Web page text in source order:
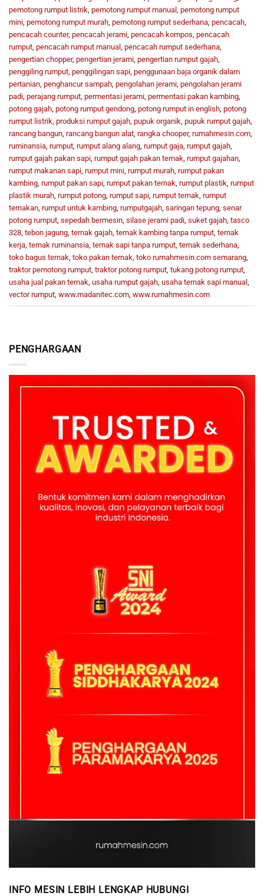
PENGHARGAAN
INFO MESIN LEBIH LENGKAP HUBUNGI
pemotong rumput listrik, pemotong rumput manual , pemotong rumput
mini, pemotong rumput murah, pemotong rumput sederhana, pencacah,
pencacah counter, pencacah jerami, pencacah kompos, pencacah
rumput, pencacah rumput manual , pencacah rumput sederhana,
pengertian chopper, pengertian jerami, pengertian rumput gajah,
penggiling rumput, penggilingan sapi, penggunaan baja organik dalam
pertanian, penghancur sampah, pengolahan jerami, pengolahan jerami
padi, perajang rumput, permentasi jerami, permentasi pakan kambing,
potong gajah, potong rumput gendong, potong rumput in english, potong
rumput listrik, produksi rumput gajah, pupuk organik, pupuk rumput gajah,
rancang bangun, rancang bangun alat, rangka chooper, rumahmesin.com,
ruminansia, rumput, rumput alang alang, rumput gaja, rumput gajah,
rumput gajah pakan sapi, rumput gajah pakan ternak, rumput gajahan,
rumput makanan sapi, rumput mini, rumput murah, rumput pakan
kambing, rumput pakan sapi, rumput pakan ternak, rumput plastik, rumput
plastik murah, rumput potong, rumput sapi, rumput ternak, rumput
ternakan, rumput untuk kambing, rumputgajah, saringan tepung, senar
potong rumput, sepedah bermesin, silase jerami padi, suket gajah, tasco
328, tebon jagung, ternak gajah, ternak kambing tanpa rumput, ternak
kerja, ternak ruminansia, ternak sapi tanpa rumput, ternak sederhana,
toko bagus ternak, toko pakan ternak, toko rumahmesin.com semarang,
traktor pemotong rumput, traktor potong rumput, tukang potong rumput,
usaha jual pakan ternak, usaha rumput gajah, usaha ternak sapi manual ,
vector rumput, www.madanitec.com, www.rumahmesin.com